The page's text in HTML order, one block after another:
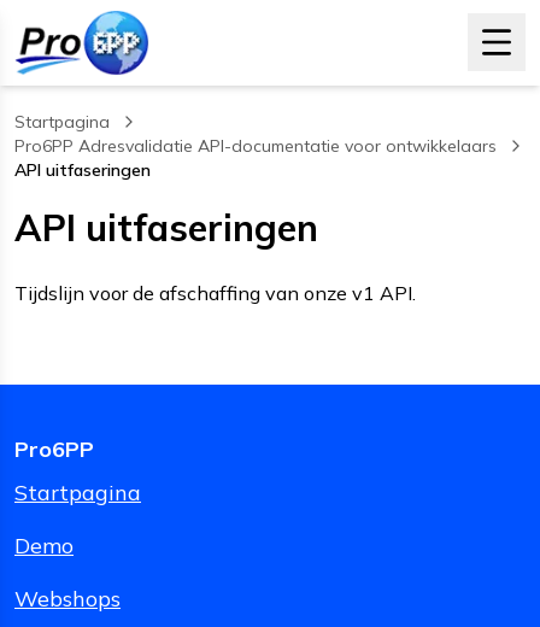
Startpagina
Pro6PP Adresvalidatie API-documentatie voor ontwikkelaars
API uitfaseringen
, current page
API uitfaseringen
Tijdslijn voor de afschaffing van onze v1 API.
Pro6PP
Startpagina
Demo
Webshops